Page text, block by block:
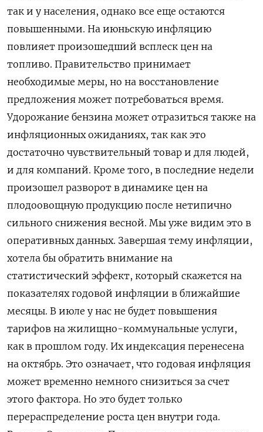
так и у населения, однако все еще остаются
повышенными. На ​июньскую инфляцию
повлияет произошедший всплеск цен на
топливо. Правительство принимает
необходимые меры, но на восстановление
предложения может потребоваться ​время.
Удорожание бензина может отразиться также на
инфляционных ожиданиях, так как это
достаточно чувствительный товар и для людей,
и для компаний. Кроме того, в последние ​недели
⁠произошел разворот в динамике цен на
плодоовощную продукцию после нетипично
сильного снижения весной. Мы уже видим это в
оперативных данных. Завершая тему инфляции,
хотела бы обратить внимание на
статистический эффект, который скажется на
показателях годовой инфляции в ближайшие
месяцы. В июле у нас не будет повышения
тарифов ‌на жилищно-коммунальные услуги,
как в прошлом году. Их индексация перенесена
на октябрь. Это означает, что годовая инфляция
может временно немного снизиться за счет
‌этого фактора. Но это будет только
перераспределение роста цен внутри года.